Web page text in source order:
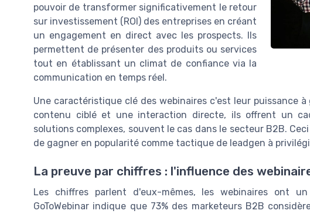
pouvoir de transformer significativement le retour
sur investissement (ROI) des entreprises en créant
un engagement en direct avec les prospects. Ils
permettent de présenter des produits ou services
tout en établissant un climat de confiance via la
communication en temps réel.
Une caractéristique clé des webinaires c'est leur puissance
contenu ciblé et une interaction directe, ils offrent un
solutions complexes, souvent le cas dans le secteur B2B.
de gagner en popularité comme tactique de leadgen à
La preuve par chiffres : l'influence des
Les chiffres parlent d'eux-mêmes, les webinaires ont
GoToWebinar indique que 73% des marketeurs B2B